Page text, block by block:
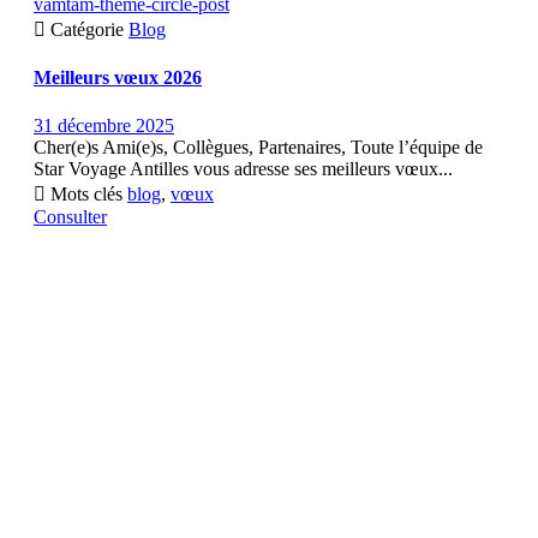
vamtam-theme-circle-post
 Catégorie Blog
Meilleurs vœux 2026
31 décembre 2025
Cher(e)s Ami(e)s, Collègues, Partenaires, Toute l’équipe de
Star Voyage Antilles vous adresse ses meilleurs vœux...
 Mots clés blog, vœux
Consulter